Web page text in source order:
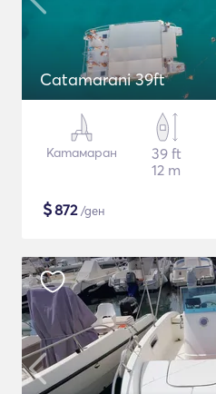
Catamarani 39ft
Катамаран
39 ft
12 m
$872/ден